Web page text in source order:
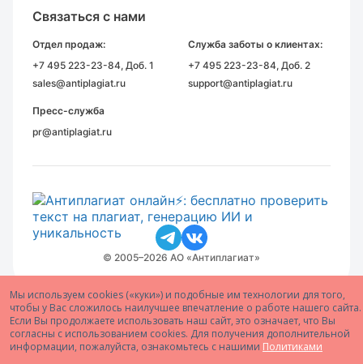
Мы используем cookies («куки») и подобные им технологии для того,
чтобы у Вас сложилось наилучшее впечатление о работе нашего сайта.
Если Вы продолжаете использовать наш сайт, это означает, что Вы
согласны с использованием cookies. Для получения дополнительной
информации, пожалуйста, ознакомьтесь с нашими Политиками
Связаться с нами
Отдел продаж:
+7 495 223-23-84, Доб. 1
sales@antiplagiat.ru
Служба заботы о клиентах:
+7 495 223-23-84, Доб. 2
support@antiplagiat.ru
Пресс-служба
pr@antiplagiat.ru
© 2005–2026 АО «Антиплагиат»